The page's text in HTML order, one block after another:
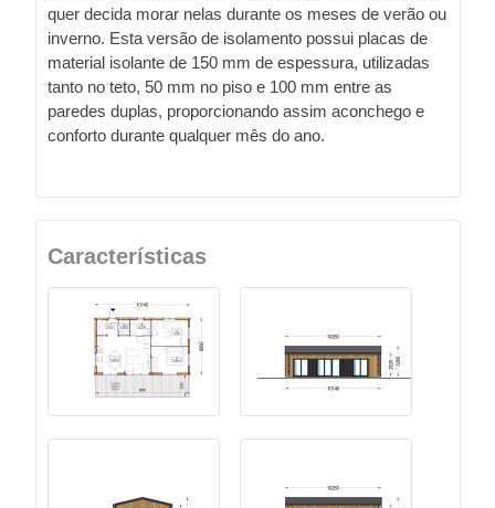
quer decida morar nelas durante os meses de verão ou
inverno. Esta versão de isolamento possui placas de
material isolante de 150 mm de espessura, utilizadas
tanto no teto, 50 mm no piso e 100 mm entre as
paredes duplas, proporcionando assim aconchego e
conforto durante qualquer mês do ano.
Características